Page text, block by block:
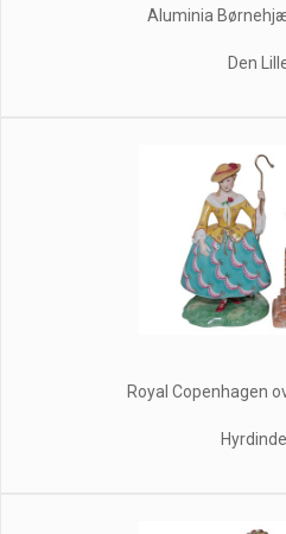
Aluminia
Den Lille
Royal Copenhagen